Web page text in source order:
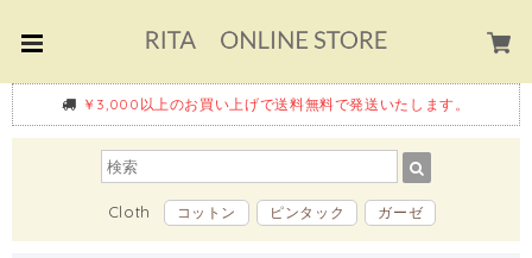
￥3,000以上のお買い上げで送料無料で発送いたします。
Cloth コットン ピンタック ガーゼ